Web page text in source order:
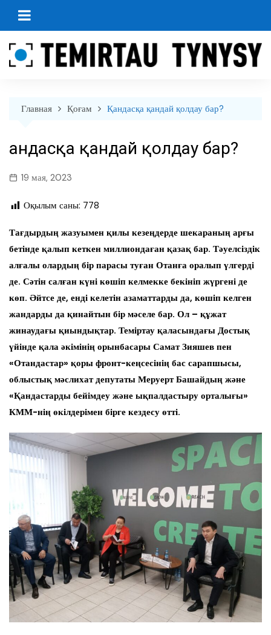
перейти
Главная Қоғам Қандасқа қандай қолдау бар?
Қандасқа қандай қолдау бар?
19 мая, 2023
Оқылым саны: 778
Тағдырдың жазуымен қилы кезеңдерде шекараның арғы
бетінде қалып кеткен миллиондаған қазақ бар. Тәуелсіздік
алғалы олардың бір парасы туған Отанға оралып үлгерді
де. Сәтін салған күні көшіп келмекке бекініп жүргені де
көп. Әйтсе де, енді келетін азаматтарды да, көшіп келген
жандарды да қинайтын бір мәселе бар. Ол – құжат
жинаудағы қиындықтар. Теміртау қаласындағы Достық
үйінде қала әкімінің орынбасары Самат Зияшев пен
«Отандастар» қоры фронт-кеңсесінің бас сарапшысы,
облыстық мәслихат депутаты Меруерт Башайдың және
«Қандастарды бейімдеу және ықпалдастыру орталығы»
КММ-нің өкілдерімен бірге кездесу өтті.